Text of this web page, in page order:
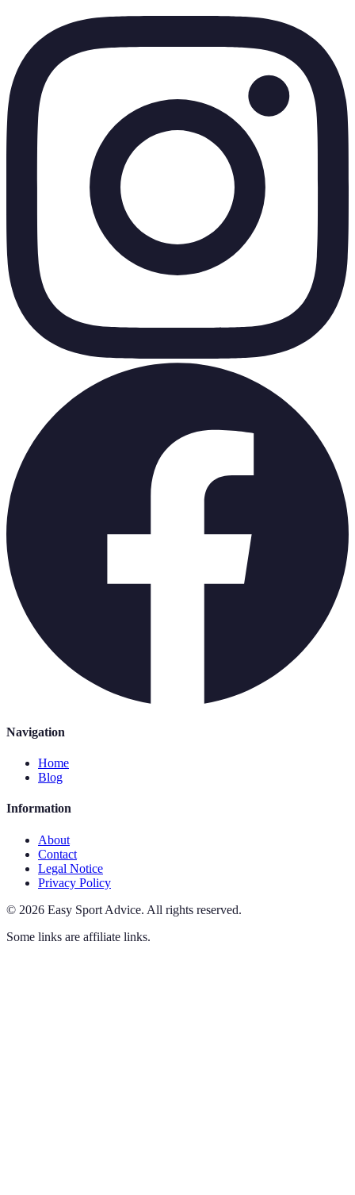
Navigation
Home
Blog
Information
About
Contact
Legal Notice
Privacy Policy
© 2026 Easy Sport Advice. All rights reserved.
Some links are affiliate links.